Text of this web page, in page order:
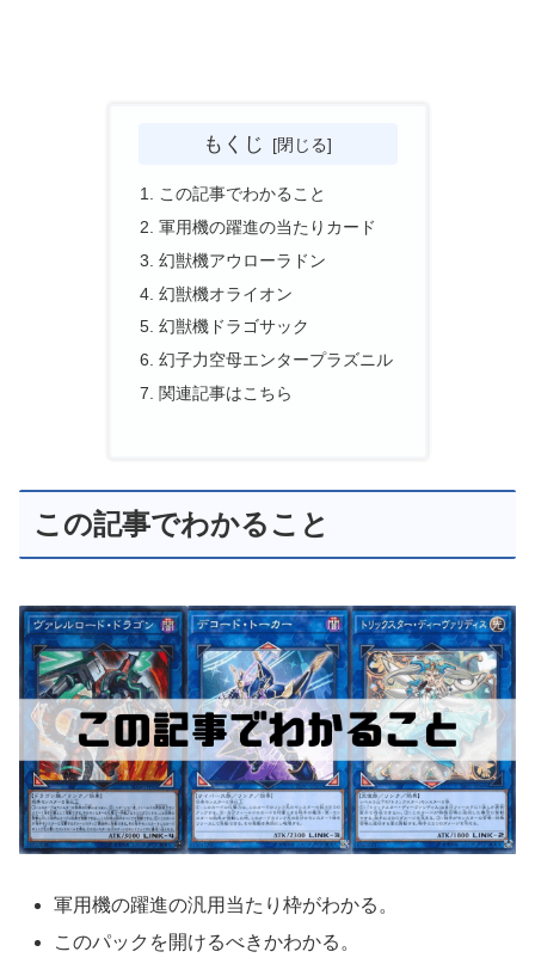
もくじ
この記事でわかること
軍用機の躍進の当たりカード
幻獣機アウローラドン
幻獣機オライオン
幻獣機ドラゴサック
幻子力空母エンタープラズニル
関連記事はこちら
この記事でわかること
軍用機の躍進の汎用当たり枠がわかる。
このパックを開けるべきかわかる。